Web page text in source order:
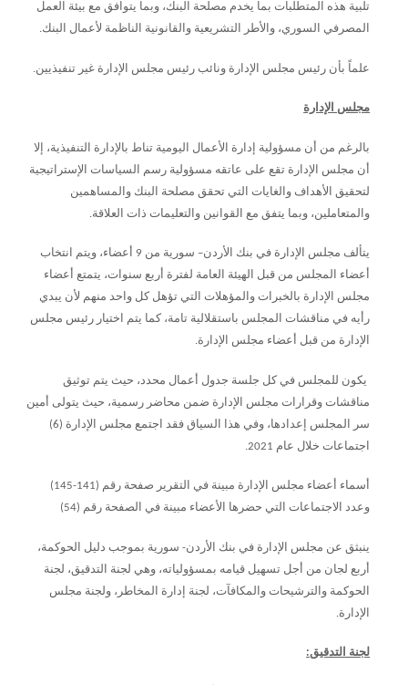
تلبية هذه المتطلبات بما يخدم مصلحة البنك، وبما يتوافق مع بيئة العمل
المصرفي السوري، والأطر التشريعية والقانونية الناظمة لأعمال البنك.
علماً بأن رئيس مجلس الإدارة ونائب رئيس مجلس الإدارة غير تنفيذيين.
مجلس الإدارة
بالرغم من أن مسؤولية إدارة الأعمال اليومية تناط بالإدارة التنفيذية، إلا
أن مجلس الإدارة تقع على عاتقه مسؤولية رسم السياسات الإستراتيجية
لتحقيق الأهداف والغايات التي تحقق مصلحة البنك والمساهمين
والمتعاملين، وبما يتفق مع القوانين والتعليمات ذات العلاقة.
يتألف مجلس الإدارة في بنك الأردن– سورية من 9 أعضاء، ويتم انتخاب
أعضاء المجلس من قبل الهيئة العامة لفترة أربع سنوات، يتمتع أعضاء
مجلس الإدارة بالخبرات والمؤهلات التي تؤهل كل واحد منهم لأن يبدي
رأيه في مناقشات المجلس باستقلالية تامة، كما يتم اختيار رئيس مجلس
الإدارة من قبل أعضاء مجلس الإدارة.
يكون للمجلس في كل جلسة جدول أعمال محدد، حيث يتم توثيق
مناقشات وقرارات مجلس الإدارة ضمن محاضر رسمية، حيث يتولى أمين
سر المجلس إعدادها، وفي هذا السياق فقد اجتمع مجلس الإدارة (6)
اجتماعات خلال عام 2021.
أسماء أعضاء مجلس الإدارة مبينة في التقرير صفحة رقم (141-145)
وعدد الاجتماعات التي حضرها الأعضاء مبينة في الصفحة رقم (54)
ينبثق عن مجلس الإدارة في بنك الأردن- سورية بموجب دليل الحوكمة،
أربع لجان من أجل تسهيل قيامه بمسؤولياته، وهي لجنة التدقيق، لجنة
الحوكمة والترشيحات والمكافآت، لجنة إدارة المخاطر، ولجنة مجلس
الإدارة.
لجنة التدقيق: